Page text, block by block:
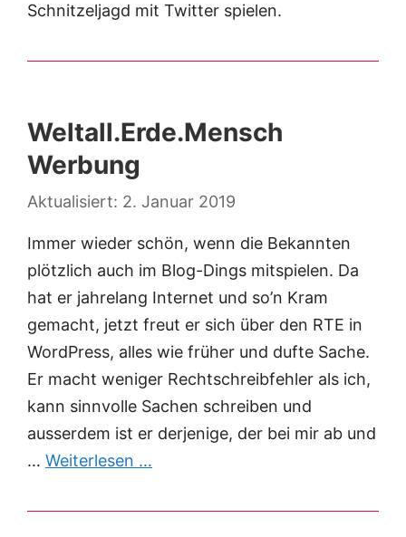
Schnitzeljagd mit Twitter spielen.
Weltall.Erde.Mensch
Werbung
2. Januar 2019
Immer wieder schön, wenn die Bekannten
plötzlich auch im Blog-Dings mitspielen. Da
hat er jahrelang Internet und so’n Kram
gemacht, jetzt freut er sich über den RTE in
WordPress, alles wie früher und dufte Sache.
Er macht weniger Rechtschreibfehler als ich,
kann sinnvolle Sachen schreiben und
ausserdem ist er derjenige, der bei mir ab und
… Weiterlesen …